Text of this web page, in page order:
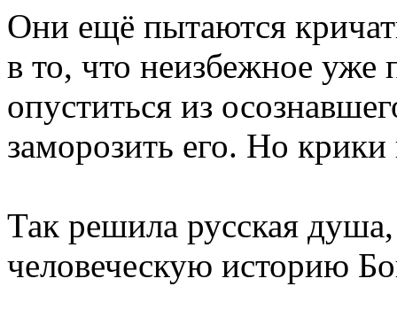
Они ещё пытаются
в то, что неизбежное уже
опуститься из
заморозить его. Но
Так решила русская
человеческую историю